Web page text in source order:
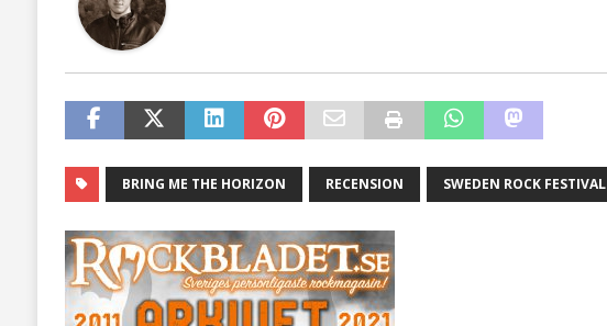
BRING ME THE HORIZON RECENSION SWEDEN ROCK FESTIVAL